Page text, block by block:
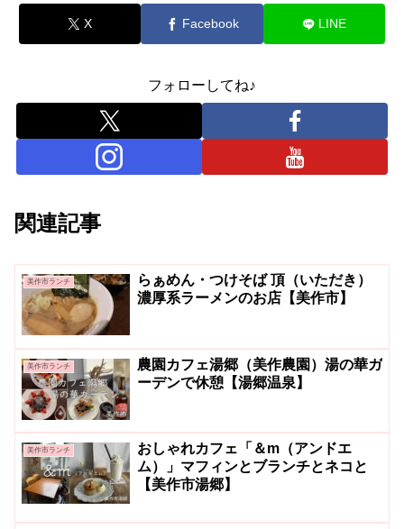
X Facebook LINE
フォローしてね♪
関連記事
美作市ランチ
らぁめん・つけそば 頂（いただき）
濃厚系ラーメンのお店【美作市】
美作市ランチ
農園カフェ湯郷（美作農園）湯の華ガ
ーデンで休憩【湯郷温泉】
美作市ランチ
おしゃれカフェ「＆m（アンドエ
ム）」マフィンとブランチとネコと
【美作市湯郷】